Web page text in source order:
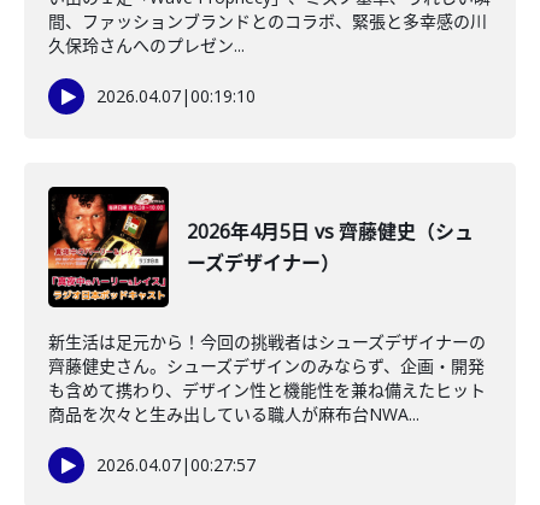
間、ファッションブランドとのコラボ、緊張と多幸感の川
久保玲さんへのプレゼン...
2026.04.07|00:19:10
2026年4月5日 vs 齊藤健史（シュ
ーズデザイナー）
新生活は足元から！今回の挑戦者はシューズデザイナーの
齊藤健史さん。シューズデザインのみならず、企画・開発
も含めて携わり、デザイン性と機能性を兼ね備えたヒット
商品を次々と生み出している職人が麻布台NWA...
2026.04.07|00:27:57